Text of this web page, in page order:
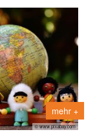
mehr +
© www.pixabay.com